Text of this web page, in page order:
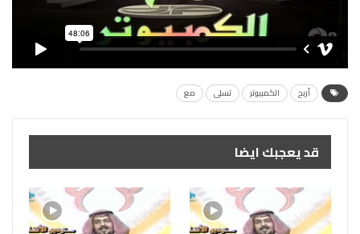
أربح الكمبيوتر تسلى مع
قد يعجبك ايضا